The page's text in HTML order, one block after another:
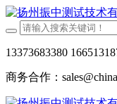
13373683380
商务合作：